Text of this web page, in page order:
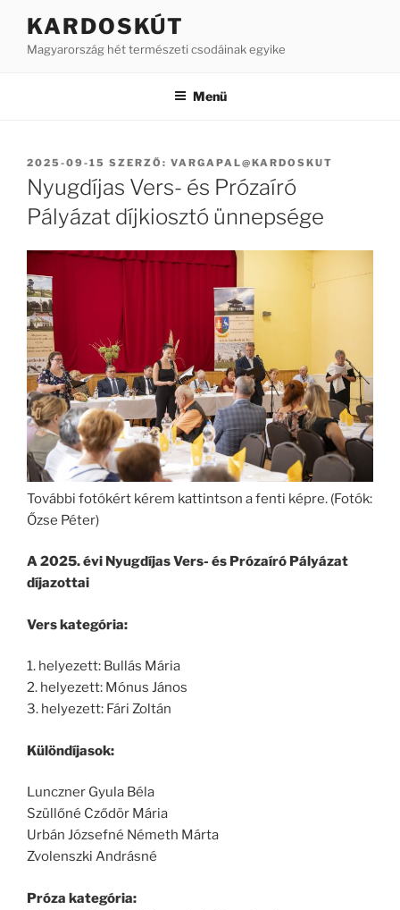
KARDOSKÚT
Magyarország hét természeti csodáinak egyike
Menü
BEKÜLDVE:
2025-09-15 SZERZŐ: VARGAPAL@KARDOSKUT
Nyugdíjas Vers- és Prózaíró
Pályázat díjkiosztó ünnepsége
További fotókért kérem kattintson a fenti képre. (Fotók:
Őzse Péter)
A 2025. évi Nyugdíjas Vers- és Prózaíró Pályázat
díjazottai
Vers kategória:
1. helyezett: Bullás Mária
2. helyezett: Mónus János
3. helyezett: Fári Zoltán
Különdíjasok:
Lunczner Gyula Béla
Szüllőné Cződör Mária
Urbán Józsefné Németh Márta
Zvolenszki Andrásné
Próza kategória: